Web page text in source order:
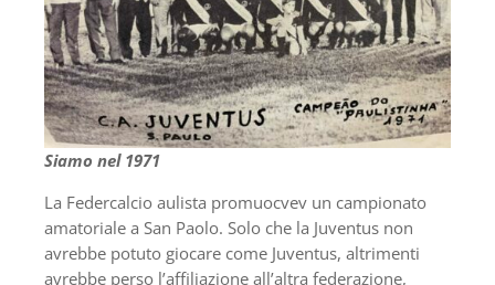
Siamo nel 1971
La Federcalcio aulista promuocvev un campionato
amatoriale a San Paolo. Solo che la Juventus non
avrebbe potuto giocare come Juventus, altrimenti
avrebbe perso l’affiliazione all’altra federazione,